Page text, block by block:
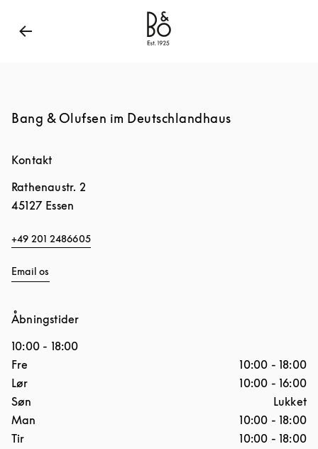
Bang & Olufsen - Exist to Create
Bang & Olufsen im Deutschlandhaus
Kontakt
Rathenaustr. 2
45127 Essen
+49 201 2486605
Email os
Åbningstider
10:00 - 18:00
Ugedag
Fre 10:00 - 18:00
Lør
10:00 - 16:00
Søn
Lukket
Man
10:00 - 18:00
Tir
10:00 - 18:00